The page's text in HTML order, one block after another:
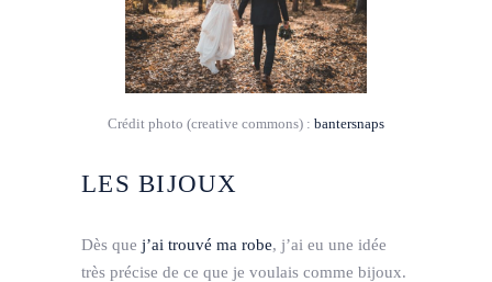
Crédit photo (creative commons) : bantersnaps
LES BIJOUX
Dès que j’ai trouvé ma robe, j’ai eu une idée
très précise de ce que je voulais comme bijoux.